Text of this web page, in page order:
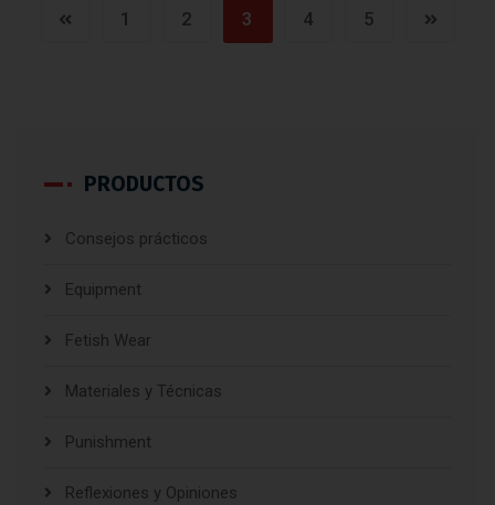
1 2 3 4 5
PRODUCTOS
Consejos prácticos
Equipment
Fetish Wear
Materiales y Técnicas
Punishment
Reflexiones y Opiniones